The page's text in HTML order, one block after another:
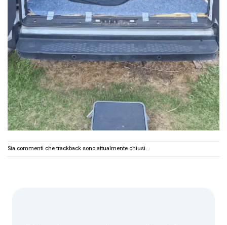
Sia commenti che trackback sono attualmente chiusi.